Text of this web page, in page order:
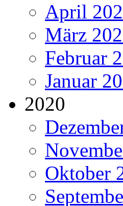
April
März
Februar
Januar
2020
Oktober